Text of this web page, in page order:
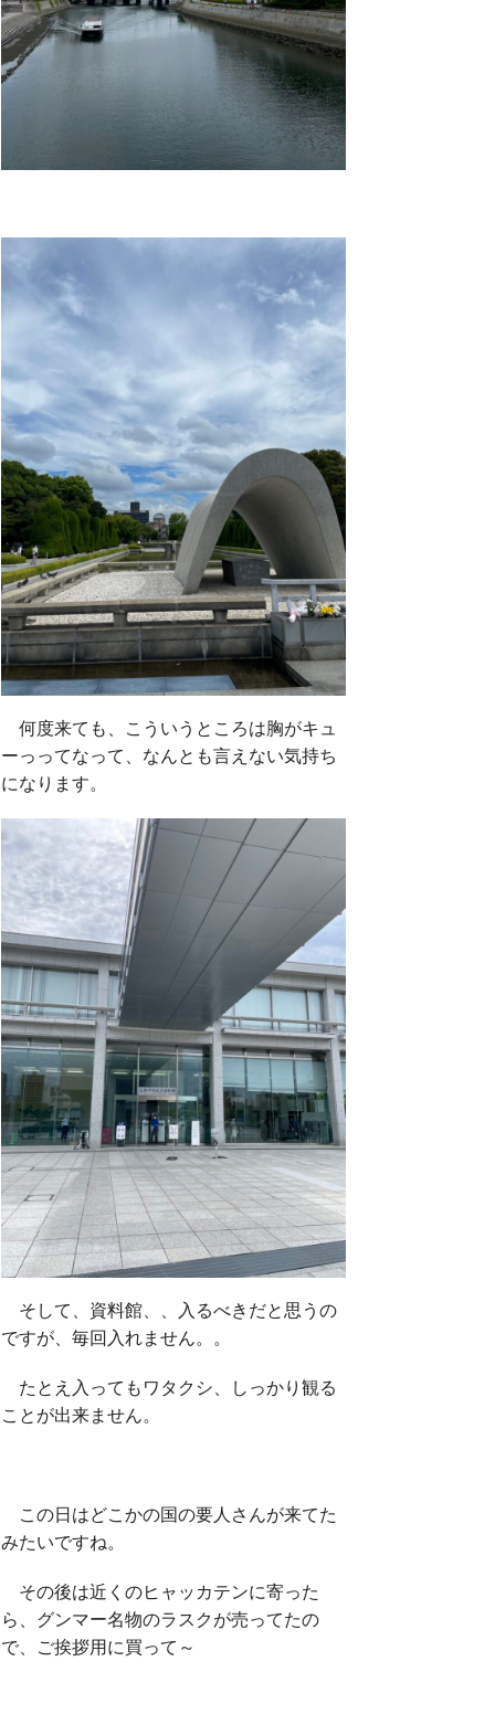
何度来ても、こういうところは胸がキュ
ーっってなって、なんとも言えない気持ち
になります。
そして、資料館、、入るべきだと思うの
ですが、毎回入れません。。
たとえ入ってもワタクシ、しっかり観る
ことが出来ません。
この日はどこかの国の要人さんが来てた
みたいですね。
その後は近くのヒャッカテンに寄った
ら、グンマー名物のラスクが売ってたの
で、ご挨拶用に買って～